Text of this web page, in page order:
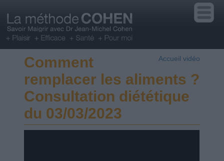
Accueil vidéo
Comment
remplacer les aliments ?
Consultation diététique
du 03/03/2023